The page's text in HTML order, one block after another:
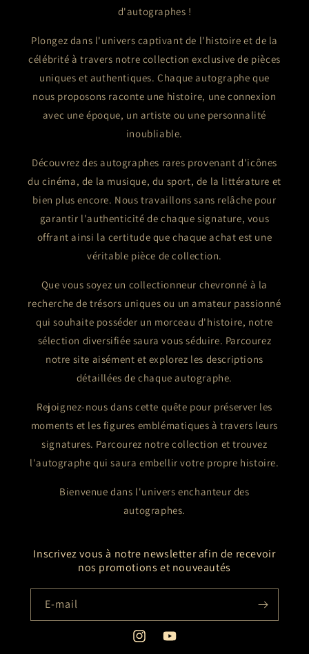
d'autographes !
Plongez dans l'univers captivant de l'histoire et de la
célébrité à travers notre collection exclusive de pièces
uniques et authentiques. Chaque autographe que
nous proposons raconte une histoire, une connexion
avec une époque, un artiste ou une personnalité
inoubliable.
Découvrez des autographes rares provenant d'icônes
du cinéma, de la musique, du sport, de la littérature et
bien plus encore. Nous travaillons sans relâche pour
garantir l'authenticité de chaque signature, vous
offrant ainsi la certitude que chaque achat est une
véritable pièce de collection.
Que vous soyez un collectionneur chevronné à la
recherche de trésors uniques ou un amateur passionné
qui souhaite posséder un morceau d'histoire, notre
sélection diversifiée saura vous séduire. Parcourez
notre site aisément et explorez les descriptions
détaillées de chaque autographe.
Rejoignez-nous dans cette quête pour préserver les
moments et les figures emblématiques à travers leurs
signatures. Parcourez notre collection et trouvez
l'autographe qui saura embellir votre propre histoire.
Bienvenue dans l'univers enchanteur des
autographes.
Inscrivez vous à notre newsletter afin de recevoir
nos promotions et nouveautés
E-mail
InstagramYouTube